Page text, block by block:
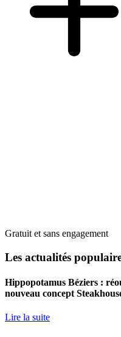
Gratuit et sans engagement
Les actualités
Hippopotamus Béziers :
nouveau concept
Lire la suite